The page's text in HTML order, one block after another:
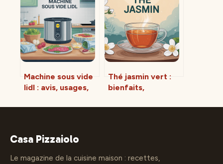
vraiment inratable
plus se tromper
Machine sous vide
lidl : avis, usages,
bons plans
Thé jasmin vert :
bienfaits,
choix du meilleur
Casa Pizzaiolo
Le magazine de la cuisine maison : recettes,